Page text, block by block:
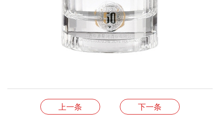
上一条 下一条